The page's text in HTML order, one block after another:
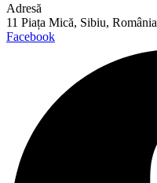
Adresă
11 Piața Mică, Sibiu, România
Facebook